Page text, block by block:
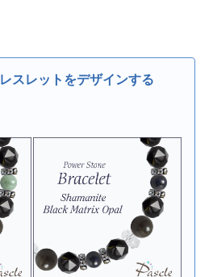
スレットをデザインする